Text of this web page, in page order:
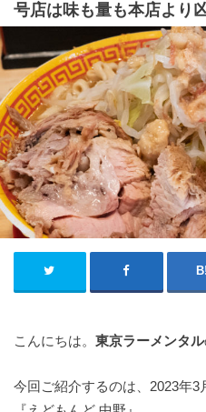
号店は味も量も本店より
こんにちは。 東京ラーメンタル
今回ご紹介するのは、2023年